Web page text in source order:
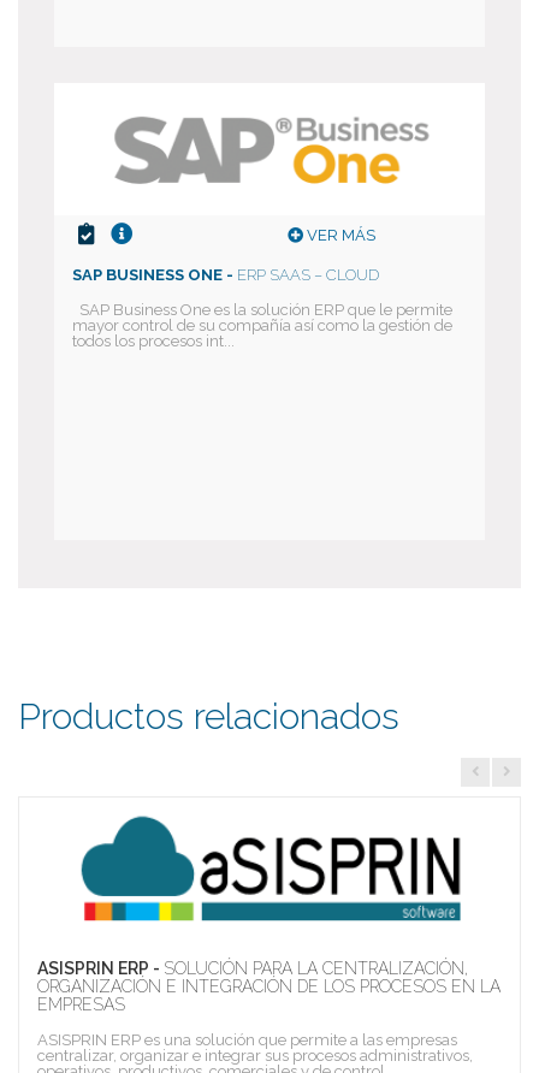
VER MÁS
SAP BUSINESS ONE - ERP SAAS – CLOUD
SAP Business One es la solución ERP que le permite
mayor control de su compañía así como la gestión de
todos los procesos int...
Productos relacionados
ASISPRIN ERP - SOLUCIÓN PARA LA CENTRALIZACIÓN,
ORGANIZACIÓN E INTEGRACIÓN DE LOS PROCESOS EN LA
EMPRESAS
ASISPRIN ERP es una solución que permite a las empresas
centralizar, organizar e integrar sus procesos administrativos,